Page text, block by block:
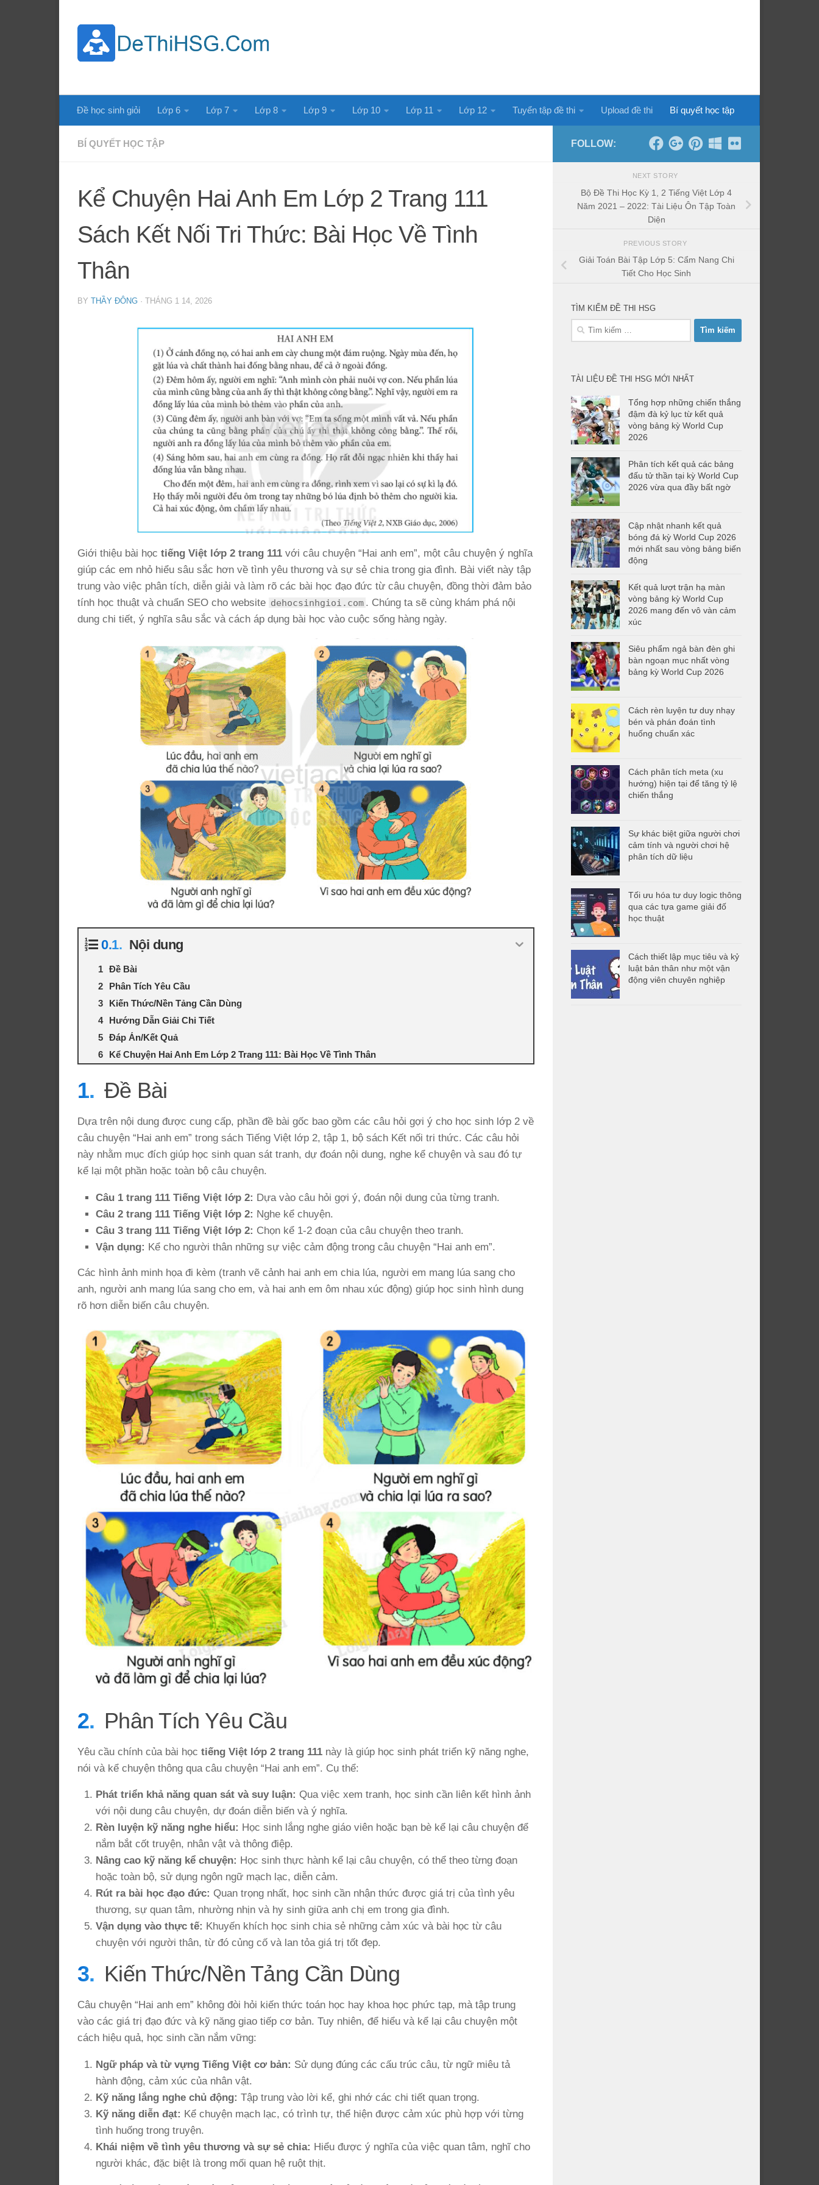
Đề học sinh giỏi Lớp 6 Lớp 7 Lớp 8 Lớp 9 Lớp 10 Lớp 11 Lớp 12 Tuyển tập đề thi Upload đề thi Bí quyết học tập
BÍ QUYẾT HỌC TẬP
Kể Chuyện Hai Anh Em Lớp 2 Trang 111
Sách Kết Nối Tri Thức: Bài Học Về Tình
Thân
BY THẦY ĐÔNG · THÁNG 1 14, 2026
Giới thiệu bài học tiếng Việt lớp 2 trang 111 với câu chuyện “Hai anh em”, một câu chuyện ý nghĩa
giúp các em nhỏ hiểu sâu sắc hơn về tình yêu thương và sự sẻ chia trong gia đình. Bài viết này tập
trung vào việc phân tích, diễn giải và làm rõ các bài học đạo đức từ câu chuyện, đồng thời đảm bảo
tính học thuật và chuẩn SEO cho website dehocsinhgioi.com . Chúng ta sẽ cùng khám phá nội
dung chi tiết, ý nghĩa sâu sắc và cách áp dụng bài học vào cuộc sống hàng ngày.
Nội dung
Đề Bài
Phân Tích Yêu Cầu
Kiến Thức/Nền Tảng Cần Dùng
Hướng Dẫn Giải Chi Tiết
Đáp Án/Kết Quả
Kể Chuyện Hai Anh Em Lớp 2 Trang 111: Bài Học Về Tình Thân
Đề Bài
Dựa trên nội dung được cung cấp, phần đề bài gốc bao gồm các câu hỏi gợi ý cho học sinh lớp 2 về
câu chuyện “Hai anh em” trong sách Tiếng Việt lớp 2, tập 1, bộ sách Kết nối tri thức. Các câu hỏi
này nhằm mục đích giúp học sinh quan sát tranh, dự đoán nội dung, nghe kể chuyện và sau đó tự
kể lại một phần hoặc toàn bộ câu chuyện.
Câu 1 trang 111 Tiếng Việt lớp 2: Dựa vào câu hỏi gợi ý, đoán nội dung của từng tranh.
Câu 2 trang 111 Tiếng Việt lớp 2: Nghe kể chuyện.
Câu 3 trang 111 Tiếng Việt lớp 2: Chọn kể 1-2 đoạn của câu chuyện theo tranh.
Vận dụng: Kể cho người thân những sự việc cảm động trong câu chuyện “Hai anh em”.
Các hình ảnh minh họa đi kèm (tranh vẽ cảnh hai anh em chia lúa, người em mang lúa sang cho
anh, người anh mang lúa sang cho em, và hai anh em ôm nhau xúc động) giúp học sinh hình dung
rõ hơn diễn biến câu chuyện.
Phân Tích Yêu Cầu
Yêu cầu chính của bài học tiếng Việt lớp 2 trang 111 này là giúp học sinh phát triển kỹ năng nghe,
nói và kể chuyện thông qua câu chuyện “Hai anh em”. Cụ thể:
Phát triển khả năng quan sát và suy luận: Qua việc xem tranh, học sinh cần liên kết hình ảnh
với nội dung câu chuyện, dự đoán diễn biến và ý nghĩa.
Rèn luyện kỹ năng nghe hiểu: Học sinh lắng nghe giáo viên hoặc bạn bè kể lại câu chuyện để
nắm bắt cốt truyện, nhân vật và thông điệp.
Nâng cao kỹ năng kể chuyện: Học sinh thực hành kể lại câu chuyện, có thể theo từng đoạn
hoặc toàn bộ, sử dụng ngôn ngữ mạch lạc, diễn cảm.
Rút ra bài học đạo đức: Quan trọng nhất, học sinh cần nhận thức được giá trị của tình yêu
thương, sự quan tâm, nhường nhịn và hy sinh giữa anh chị em trong gia đình.
Vận dụng vào thực tế: Khuyến khích học sinh chia sẻ những cảm xúc và bài học từ câu
chuyện với người thân, từ đó củng cố và lan tỏa giá trị tốt đẹp.
Kiến Thức/Nền Tảng Cần Dùng
Câu chuyện “Hai anh em” không đòi hỏi kiến thức toán học hay khoa học phức tạp, mà tập trung
vào các giá trị đạo đức và kỹ năng giao tiếp cơ bản. Tuy nhiên, để hiểu và kể lại câu chuyện một
cách hiệu quả, học sinh cần nắm vững:
Ngữ pháp và từ vựng Tiếng Việt cơ bản: Sử dụng đúng các cấu trúc câu, từ ngữ miêu tả
hành động, cảm xúc của nhân vật.
Kỹ năng lắng nghe chủ động: Tập trung vào lời kể, ghi nhớ các chi tiết quan trọng.
Kỹ năng diễn đạt: Kể chuyện mạch lạc, có trình tự, thể hiện được cảm xúc phù hợp với từng
tình huống trong truyện.
Khái niệm về tình yêu thương và sự sẻ chia: Hiểu được ý nghĩa của việc quan tâm, nghĩ cho
người khác, đặc biệt là trong mối quan hệ ruột thịt.
FOLLOW:
NEXT STORY
Bộ Đề Thi Học Kỳ 1, 2 Tiếng Việt Lớp 4
Năm 2021 – 2022: Tài Liệu Ôn Tập Toàn
Diện
PREVIOUS STORY
Giải Toán Bài Tập Lớp 5: Cẩm Nang Chi
Tiết Cho Học Sinh
TÌM KIẾM ĐỀ THI HSG
Tìm
TÀI LIỆU ĐỀ THI HSG MỚI NHẤT
Tổng hợp những chiến thắng
đậm đà kỷ lục từ kết quả
vòng bảng kỳ World Cup
2026
Phân tích kết quả các bảng
đấu tử thần tại kỳ World Cup
2026 vừa qua đầy bất ngờ
Cập nhật nhanh kết quả
bóng đá kỳ World Cup 2026
mới nhất sau vòng bảng biến
động
Kết quả lượt trận hạ màn
vòng bảng kỳ World Cup
2026 mang đến vô vàn cảm
xúc
Siêu phẩm ngả bàn đèn ghi
bàn ngoạn mục nhất vòng
bảng kỳ World Cup 2026
Cách rèn luyện tư duy nhạy
bén và phán đoán tình
huống chuẩn xác
Cách phân tích meta (xu
hướng) hiện tại để tăng tỷ lệ
chiến thắng
Sự khác biệt giữa người chơi
cảm tính và người chơi hệ
phân tích dữ liệu
Tối ưu hóa tư duy logic thông
qua các tựa game giải đố
học thuật
Cách thiết lập mục tiêu và kỷ
luật bản thân như một vận
động viên chuyên nghiệp